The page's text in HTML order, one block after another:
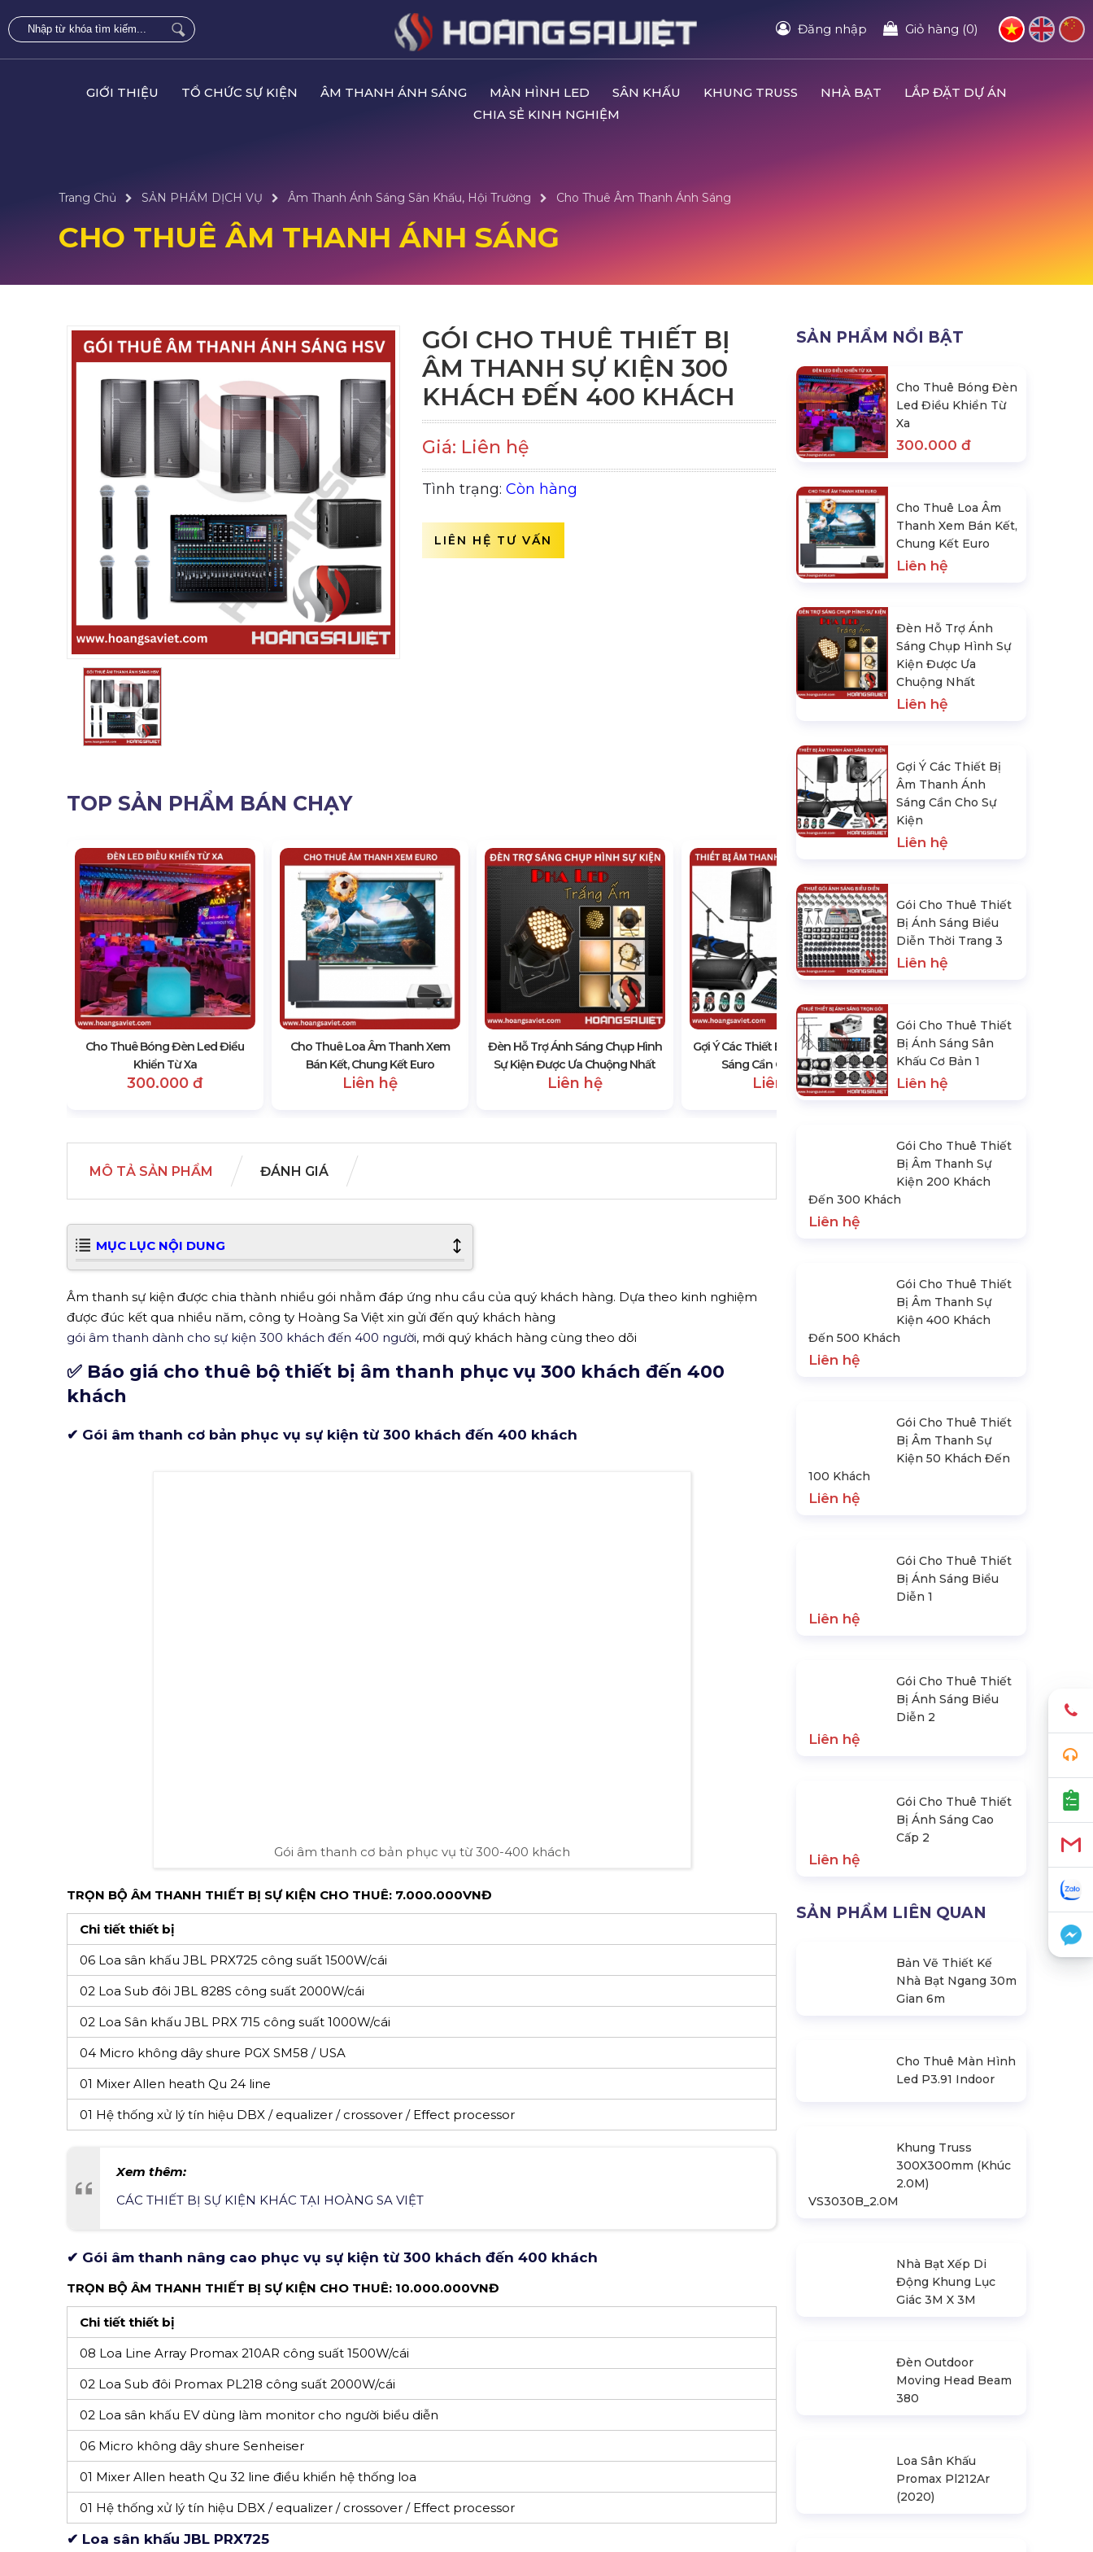
Đăng nhập Giỏ hàng (0)
GIỚI THIỆU TỔ CHỨC SỰ KIỆN ÂM THANH ÁNH SÁNG MÀN HÌNH LED SÂN KHẤU KHUNG TRUSS NHÀ BẠT
LẮP ĐẶT DỰ ÁN
CHIA SẺ KINH NGHIỆM
Trang Chủ SẢN PHẨM DỊCH VỤ Âm Thanh Ánh Sáng Sân Khấu, Hội Trường Cho Thuê Âm Thanh Ánh Sáng
CHO THUÊ ÂM THANH ÁNH SÁNG
GÓI CHO THUÊ THIẾT BỊ
ÂM THANH SỰ KIỆN 300
KHÁCH ĐẾN 400 KHÁCH
Giá: Liên hệ
Tình trạng: Còn hàng
LIÊN HỆ TƯ VẤN
TOP SẢN PHẨM BÁN CHẠY
Cho Thuê Bóng Đèn Led Điều
Khiển Từ Xa
300.000 đ
Cho Thuê Loa Âm Thanh Xem
Bán Kết, Chung Kết Euro
Liên hệ
Đèn Hỗ Trợ Ánh Sáng Chụp Hình
Sự Kiện Được Ưa Chuộng Nhất
Liên hệ
Gợi Ý Các Thiết Bị Âm Thanh Ánh
Sáng Cần Cho Sự Kiện
Liên hệ
Liên hệ
MÔ TẢ SẢN PHẨM ĐÁNH GIÁ
MỤC LỤC NỘI DUNG
Âm thanh sự kiện được chia thành nhiều gói nhằm đáp ứng nhu cầu của quý khách hàng. Dựa theo kinh nghiệm
được đúc kết qua nhiều năm, công ty Hoàng Sa Việt xin gửi đến quý khách hàng
gói âm thanh dành cho sự kiện 300 khách đến 400 người, mới quý khách hàng cùng theo dõi
✅ Báo giá cho thuê bộ thiết bị âm thanh phục vụ 300 khách đến 400
khách
✔ Gói âm thanh cơ bản phục vụ sự kiện từ 300 khách đến 400 khách
Gói âm thanh cơ bản phục vụ từ 300-400 khách
TRỌN BỘ ÂM THANH THIẾT BỊ SỰ KIỆN CHO THUÊ: 7.000.000VNĐ
Chi tiết thiết bị
06 Loa sân khấu JBL PRX725 công suất 1500W/cái
02 Loa Sân khấu JBL PRX 715 công suất 1000W/cái
01 Mixer Allen heath Qu 24 line
01 Hệ thống xử lý tín hiệu DBX / equalizer / crossover / Effect processor
CÁC THIẾT BỊ SỰ KIỆN KHÁC TẠI HOÀNG SA VIỆT
✔ Gói âm thanh nâng cao phục vụ sự kiện từ 300 khách đến 400 khách
TRỌN BỘ ÂM THANH THIẾT BỊ SỰ KIỆN CHO THUÊ: 10.000.000VNĐ
Chi tiết thiết bị
08 Loa Line Array Promax 210AR công suất 1500W/cái
SẢN PHẨM NỔI BẬT
Cho Thuê Bóng Đèn
Led Điều Khiển Từ
Xa
300.000 đ
Cho Thuê Loa Âm
Thanh Xem Bán Kết,
Chung Kết Euro
Liên hệ
Đèn Hỗ Trợ Ánh
Sáng Chụp Hình Sự
Kiện Được Ưa
Chuộng Nhất
Liên hệ
Gợi Ý Các Thiết Bị
Âm Thanh Ánh
Sáng Cần Cho Sự
Kiện
Liên hệ
Gói Cho Thuê Thiết
Bị Ánh Sáng Biểu
Diễn Thời Trang 3
Liên hệ
Gói Cho Thuê Thiết
Bị Ánh Sáng Sân
Khấu Cơ Bản 1
Liên hệ
Gói Cho Thuê Thiết
Bị Âm Thanh Sự
Kiện 200 Khách
Đến 300 Khách
Gói Cho Thuê Thiết
Bị Âm Thanh Sự
Kiện 400 Khách
Đến 500 Khách
Gói Cho Thuê Thiết
Bị Âm Thanh Sự
Kiện 50 Khách Đến
Gói Cho Thuê Thiết
Bị Ánh Sáng Biểu
Diễn 1
Gói Cho Thuê Thiết
Bị Ánh Sáng Biểu
Diễn 2
Gói Cho Thuê Thiết
Bị Ánh Sáng Cao
Cấp 2
SẢN PHẨM LIÊN QUAN
Bản Vẽ Thiết Kế
Nhà Bạt Ngang 30m
Gian 6m
Cho Thuê Màn Hình
Khung Truss
380